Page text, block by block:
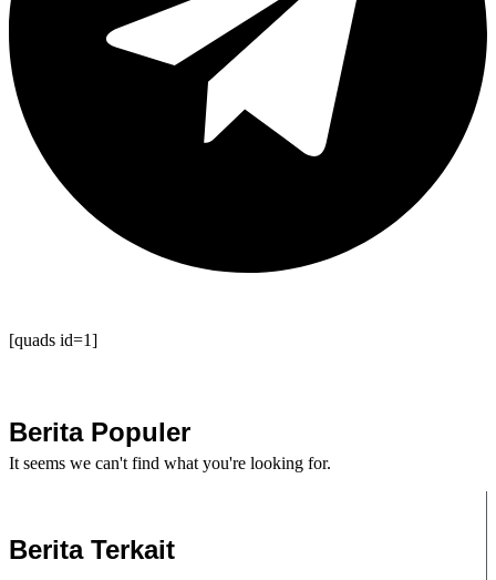
[quads id=1]
Berita Populer
It seems we can't find what you're looking for.
Berita Terkait